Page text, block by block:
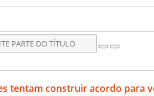
tentam construir acordo para